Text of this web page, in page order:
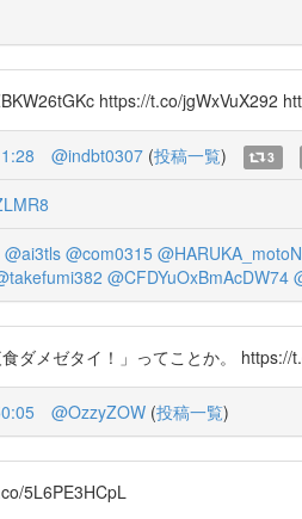
https://t.co/jgWxVuX292
@indbt0307 (投稿一覧) 3
@ai3tls @com0315
@CFDYuOxBmAcDW74
ダメゼタイ！」ってことか。 https://
@OzzyZOW (投稿一覧)
5L6PE3HCpL